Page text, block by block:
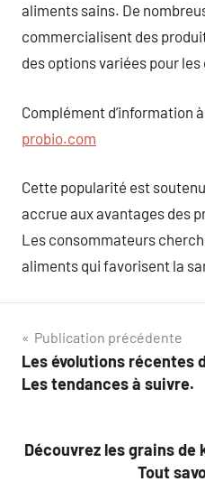
aliments sains. De
commercialisent des
des options variées pour
Complément d’information
probio.com
Cette popularité est
accrue aux avantages des
Les consommateurs
aliments qui favorisent la
Navigation
de
Publication précédente
Les évolutions récentes
Les tendances à suivre.
Découvrez les grains
Tout